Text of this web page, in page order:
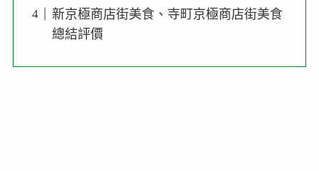
新京極商店街美食、寺町京極商店街美食
總結評價